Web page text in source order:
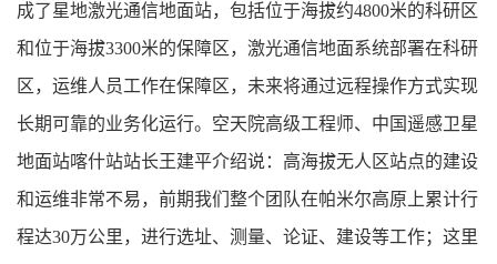
成了星地激光通信地面站，包括位于海拔约4800米的科研区
和位于海拔3300米的保障区，激光通信地面系统部署在科研
区，运维人员工作在保障区，未来将通过远程操作方式实现
长期可靠的业务化运行。空天院高级工程师、中国遥感卫星
地面站喀什站站长王建平介绍说：高海拔无人区站点的建设
和运维非常不易，前期我们整个团队在帕米尔高原上累计行
程达30万公里，进行选址、测量、论证、建设等工作；这里